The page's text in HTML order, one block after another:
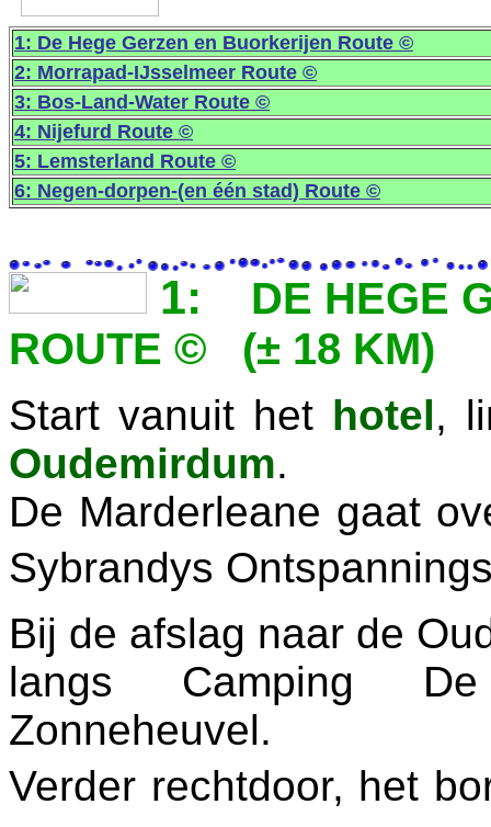
1: De Hege Gerzen en Buorkerijen Route ©
2: Morrapad-IJsselmeer Route ©
3: Bos-Land-Water Route ©
4: Nijefurd Route ©
5: Lemsterland Route ©
6: Negen-dorpen-(en één stad) Route ©
1:
DE HEGE
ROUTE © (± 18 KM)
Start vanuit het hotel,
Oudemirdum.
De Marderleane gaat
Sybrandys
Bij de afslag naar de
langs Camping
Zonneheuvel.
Verder rechtdoor, het